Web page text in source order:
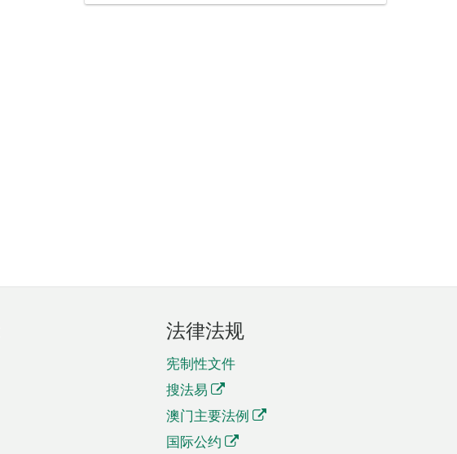
法律法规
宪制性文件
搜法易
澳门主要法例
国际公约